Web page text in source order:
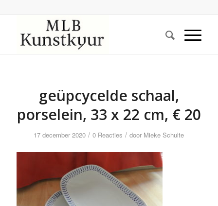
geüpcycelde schaal,
porselein, 33 x 22 cm, € 20
17 december 2020 / 0 Reacties / door Mieke Schulte